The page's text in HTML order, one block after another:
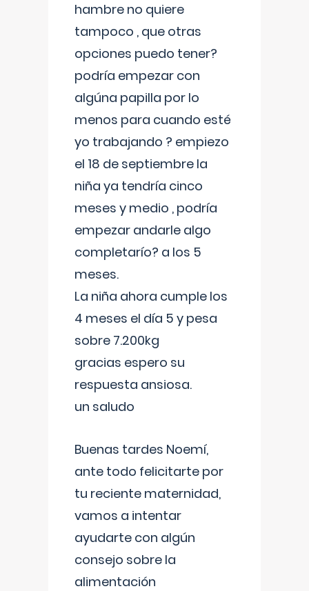
hambre no quiere
tampoco , que otras
opciones puedo tener?
podría empezar con
algúna papilla por lo
menos para cuando esté
yo trabajando ? empiezo
el 18 de septiembre la
niña ya tendría cinco
meses y medio , podría
empezar andarle algo
completarío? a los 5
meses.
La niña ahora cumple los
4 meses el día 5 y pesa
sobre 7.200kg
gracias espero su
respuesta ansiosa.
un saludo
Buenas tardes Noemí,
ante todo felicitarte por
tu reciente maternidad,
vamos a intentar
ayudarte con algún
consejo sobre la
alimentación